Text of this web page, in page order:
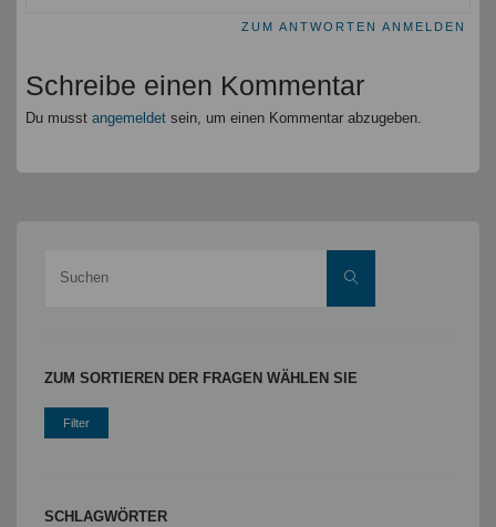
ZUM ANTWORTEN ANMELDEN
Schreibe einen Kommentar
Du musstangemeldet sein, um einen Kommentar abzugeben.
Suchen
ZUM SORTIEREN DER FRAGEN WÄHLEN SIE
SCHLAGWÖRTER